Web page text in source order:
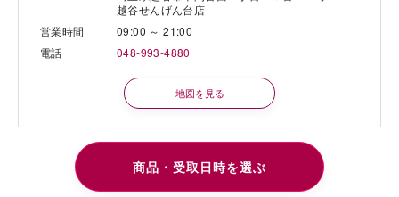
越谷せんげん台店
営業時間
09:00 ～ 21:00
電話
048-993-4880
地図を見る